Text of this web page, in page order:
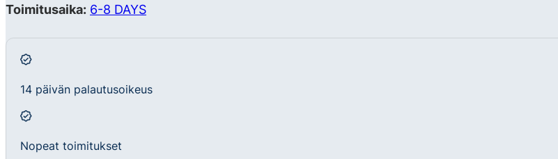
Toimitusaika: 6-8 DAYS
14 päivän palautusoikeus
Nopeat toimitukset